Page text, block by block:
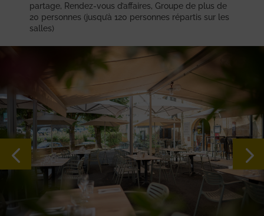
partage, Rendez-vous d’affaires, Groupe de plus de
20 personnes (jusqu’à 120 personnes répartis sur les
salles)